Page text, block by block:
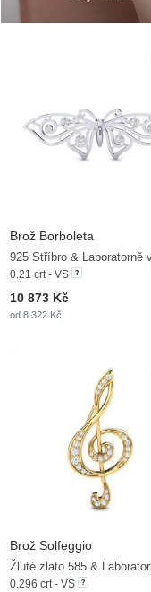
Brož Borboleta
0.21 crt - VS
10 873 Kč
od 8 322 Kč
Brož Solfeggio
0.296 crt - VS